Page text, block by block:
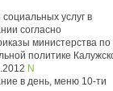
услуг в
согласно
министерства по
политике
N
в день, меню 10-ти